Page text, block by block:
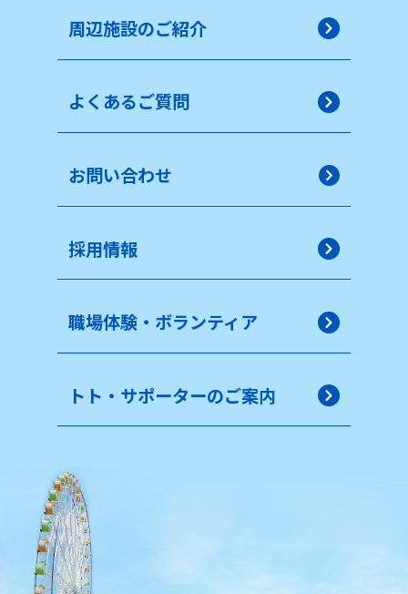
周辺施設のご紹介
よくあるご質問
お問い合わせ
採用情報
職場体験・ボランティア
トト・サポーターのご案内